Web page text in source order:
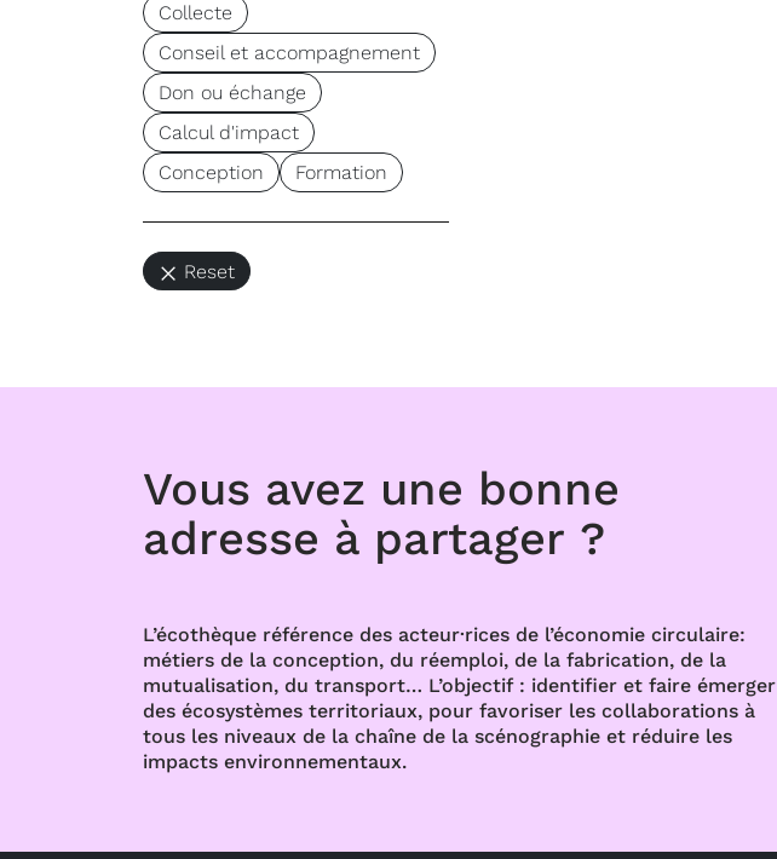
Collecte
Conseil et accompagnement
Don ou échange
Calcul d'impact
Conception
Formation
Reset
Vous avez une bonne
adresse à partager ?
L’écothèque référence des acteur·rices de l’économie circulaire:
métiers de la conception, du réemploi, de la fabrication, de la
mutualisation, du transport… L’objectif : identifier et faire émerger
des écosystèmes territoriaux, pour favoriser les collaborations à
tous les niveaux de la chaîne de la scénographie et réduire les
impacts environnementaux.